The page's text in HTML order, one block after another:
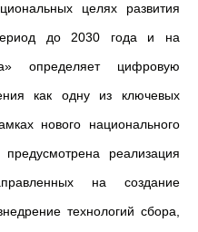
целях развития
до 2030 года и на
определяет цифровую
как одну из ключевых
нового национального
реализация
на создание
технологий сбора,